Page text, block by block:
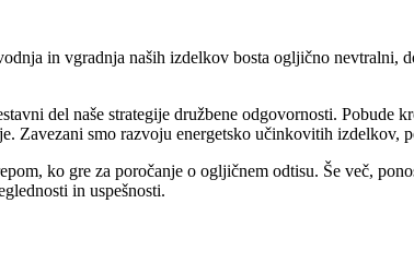
in vgradnja naših izdelkov bosta ogljično nevtralni,
del naše strategije družbene odgovornosti. Pobude
Zavezani smo razvoju energetsko učinkovitih
ko gre za poročanje o ogljičnem odtisu. Še več,
in uspešnosti.